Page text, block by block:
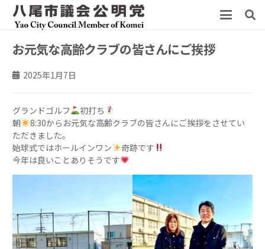
お元気な高齢クラブの皆さんにご挨拶
2025年1月7日
グランドゴルフ
初打ち
朝
8:30からお元気な高齢クラブの皆さんにご挨拶をさせてい
ただきました。
始球式ではホールインワン
奇跡です
今年は良いことありそうです